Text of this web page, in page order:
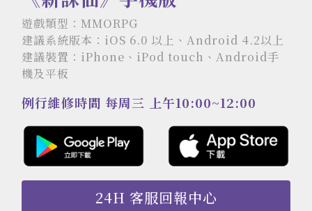
遊戲類型：MMORPG
建議系統版本：iOS 6.0 以上、Android 4.2以上
建議裝置：iPhone、iPod touch、Android手
機及平板
例行維修時間 每周三 上午10:00~12:00
24H 客服回報中心